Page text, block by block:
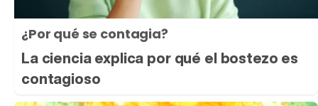
¿Por qué se contagia?
La ciencia explica por qué el bostezo es
contagioso